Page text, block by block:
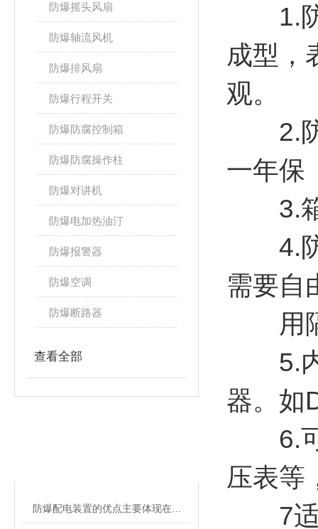
防爆摇头风扇
防爆轴流风机
防爆排风扇
防爆行程开关
防爆防腐控制箱
防爆防腐操作柱
防爆对讲机
防爆电加热油汀
防爆报警器
防爆空调
防爆断路器
查看全部
1.防
成型，
观。
2.防
一年保
3.箱
4.防
需要自
用隔
5.内
器。如
6.可
压表等
7适